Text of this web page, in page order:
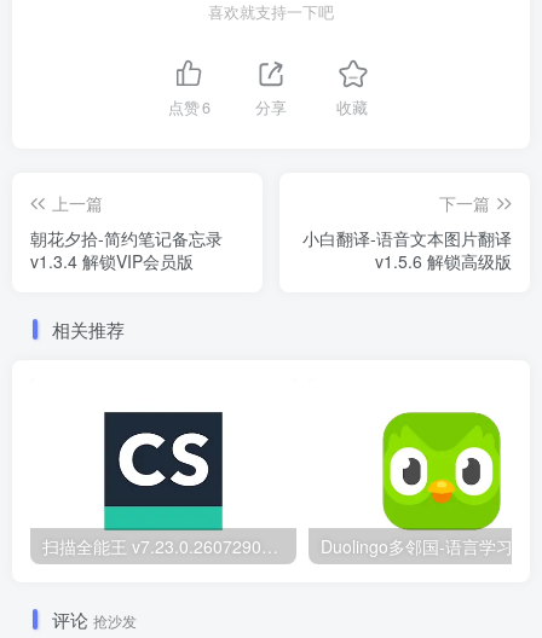
喜欢就支持一下吧
点赞6 分享 收藏
上一篇
朝花夕拾-简约笔记备忘录
v1.3.4 解锁VIP会员版
下一篇
小白翻译-语音文本图片翻译
v1.5.6 解锁高级版
相关推荐
扫描全能王 v7.23.0.2607290000 国内版/国际版 解锁本地会员
评论 抢沙发